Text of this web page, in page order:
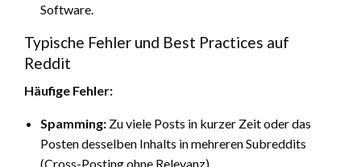
Software.
Typische Fehler und Best Practices auf
Reddit
Häufige Fehler:
Spamming: Zu viele Posts in kurzer Zeit oder das
Posten desselben Inhalts in mehreren Subreddits
(Cross-Posting ohne Relevanz).